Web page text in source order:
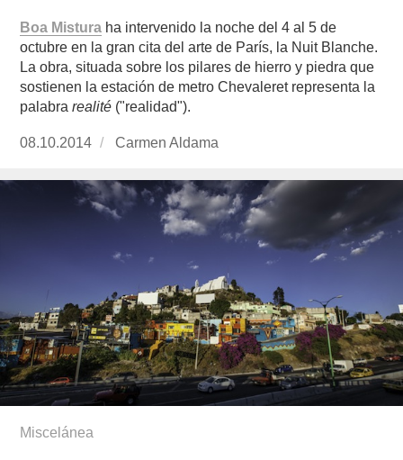
Boa Mistura ha intervenido la noche del 4 al 5 de
octubre en la gran cita del arte de París, la Nuit Blanche.
La obra, situada sobre los pilares de hierro y piedra que
sostienen la estación de metro Chevaleret representa la
palabrarealité ("realidad").
Publicado
08.10.2014
https://www.experimenta.es/author/carmen-
Carmen Aldama
Miscelánea